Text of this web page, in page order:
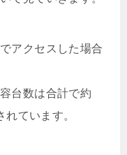
アクセスした場合
台数は合計で約
ています。